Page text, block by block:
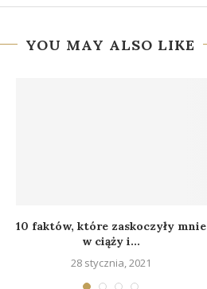
YOU MAY ALSO LIKE
10 faktów, które zaskoczyły mnie
w ciąży i...
28 stycznia, 2021